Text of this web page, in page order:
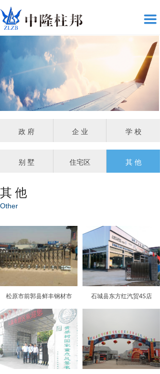
끀
其 他
Other
别 墅 住宅区 其 他
政 府 企 业 学 校
松原市前郭县鲜丰钢材市 石城县东方红汽贸4S店